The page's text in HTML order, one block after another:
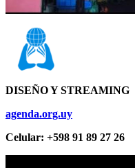
DISEÑO Y STREAMING
agenda.org.uy
Celular: +598 91 89 27 26